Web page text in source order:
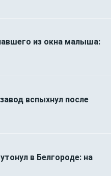
из окна малыша:
вспыхнул после
в Белгороде: на